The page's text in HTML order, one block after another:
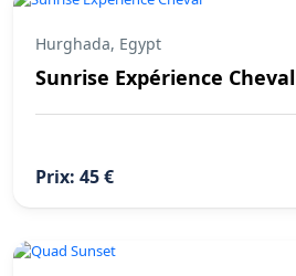
Hurghada, Egypt
Sunrise Expérience Cheval
Prix: 45 €